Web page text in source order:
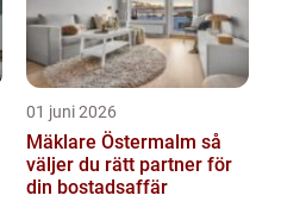
01 juni 2026
Mäklare Östermalm så
väljer du rätt partner för
din bostadsaffär